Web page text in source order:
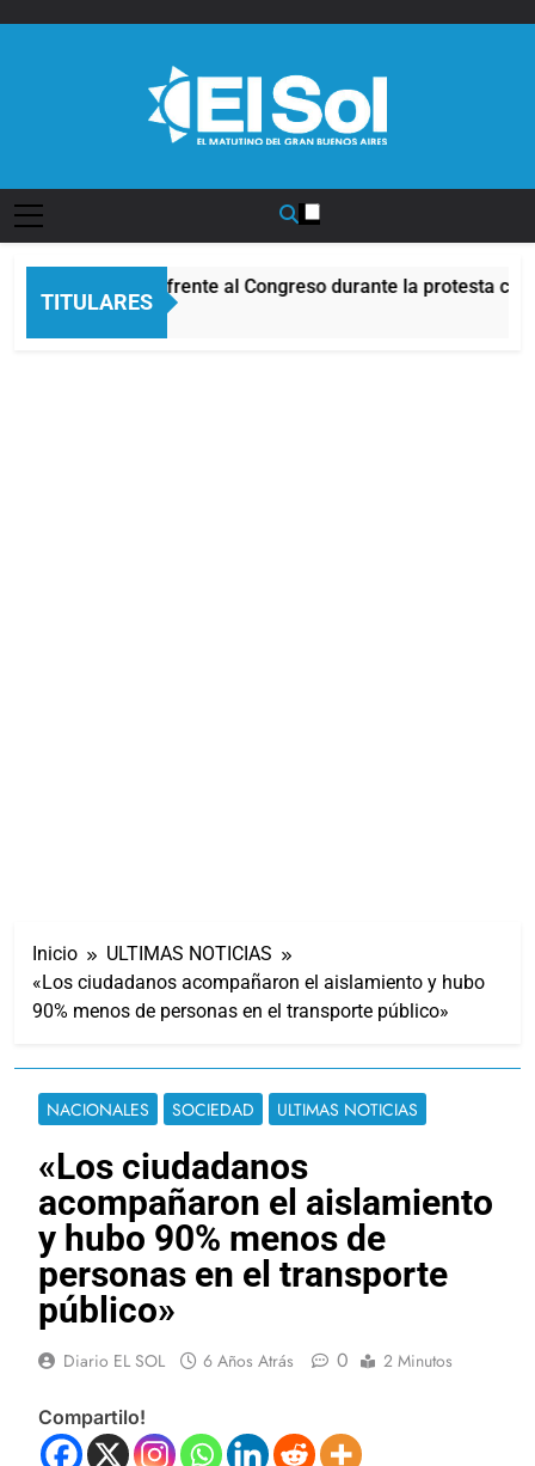
TITULARES
Incidentes frente al Congreso durante la protesta
8 Horas Atrás
Inicio
ULTIMAS NOTICIAS
«Los ciudadanos acompañaron el aislamiento y hubo
90% menos de personas en el transporte público»
NACIONALES SOCIEDAD ULTIMAS NOTICIAS
«Los ciudadanos
acompañaron el aislamiento
y hubo 90% menos de
personas en el transporte
público»
Diario EL SOL 6 Años Atrás 0 2 Minutos
Compartilo!